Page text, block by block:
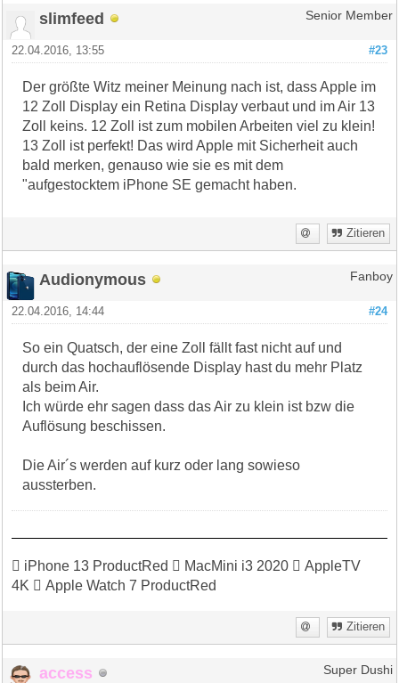
slimfeed Senior Member
#23
22.04.2016, 13:55
Der größte Witz meiner Meinung nach ist, dass Apple im
12 Zoll Display ein Retina Display verbaut und im Air 13
Zoll keins. 12 Zoll ist zum mobilen Arbeiten viel zu klein!
13 Zoll ist perfekt! Das wird Apple mit Sicherheit auch
bald merken, genauso wie sie es mit dem
"aufgestocktem iPhone SE gemacht haben.
Zitieren
Audionymous Fanboy
#24
22.04.2016, 14:44
So ein Quatsch, der eine Zoll fällt fast nicht auf und
durch das hochauflösende Display hast du mehr Platz
als beim Air.
Ich würde ehr sagen dass das Air zu klein ist bzw die
Auflösung beschissen.
Die Air´s werden auf kurz oder lang sowieso
aussterben.
 iPhone 13 ProductRed  MacMini i3 2020  AppleTV
4K  Apple Watch 7 ProductRed
Zitieren
access Super Dushi